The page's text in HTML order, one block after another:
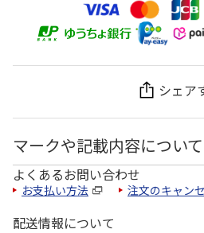
シェア
マークや記載内容について
よくあるお問い合わせ
お支払い方法 注文のキャン
配送情報について